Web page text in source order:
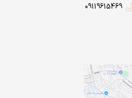
09119615469